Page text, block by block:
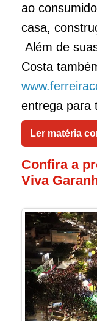
ao
casa,
Além de
Costa
entrega para
Ler matéria
Confira a
Viva